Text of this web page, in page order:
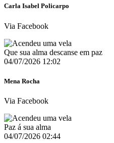
Carla Isabel Policarpo
Via Facebook
Que sua alma descanse em paz
04/07/2026 12:02
Mena Rocha
Via Facebook
Paz á sua alma
04/07/2026 02:44